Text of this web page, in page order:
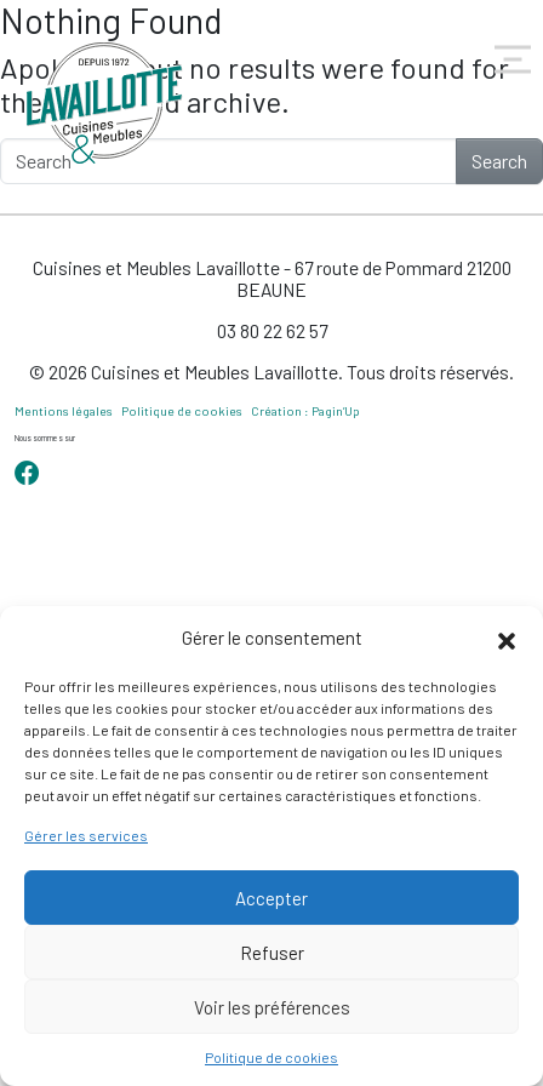
Gérer le consentement
Pour offrir les meilleures expériences, nous utilisons des technologies
telles que les cookies pour stocker et/ou accéder aux informations des
appareils. Le fait de consentir à ces technologies nous permettra de traiter
des données telles que le comportement de navigation ou les ID uniques
sur ce site. Le fait de ne pas consentir ou de retirer son consentement
peut avoir un effet négatif sur certaines caractéristiques et fonctions.
Gérer les services
Accepter
Refuser
Voir les préférences
Politique de cookies
Skip to main content
Nothing Found
Apologies, but no results were found for
the requested archive.
Search
Cuisines et Meubles Lavaillotte - 67 route de Pommard 21200
BEAUNE
03 80 22 62 57
© 2026 Cuisines et Meubles Lavaillotte. Tous droits réservés.
Mentions légales Politique de cookies Création : Pagin’Up
Nous sommes sur